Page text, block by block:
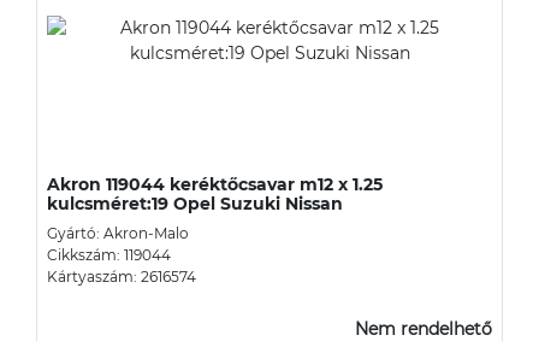
Akron 119044 keréktőcsavar m12 x 1.25
kulcsméret:19 Opel Suzuki Nissan
Gyártó: Akron-Malo
Cikkszám: 119044
Kártyaszám: 2616574
Nem rendelhető